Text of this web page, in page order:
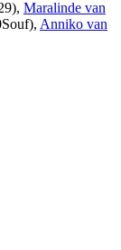
Maralinde van
Anniko van